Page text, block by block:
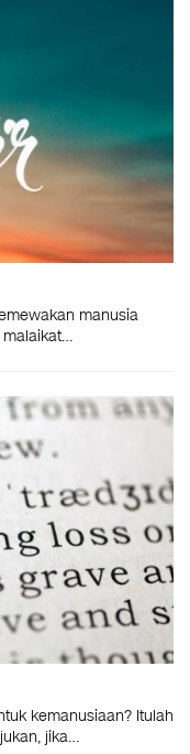
manusia
…
kemanusiaan? Itulah
jika…